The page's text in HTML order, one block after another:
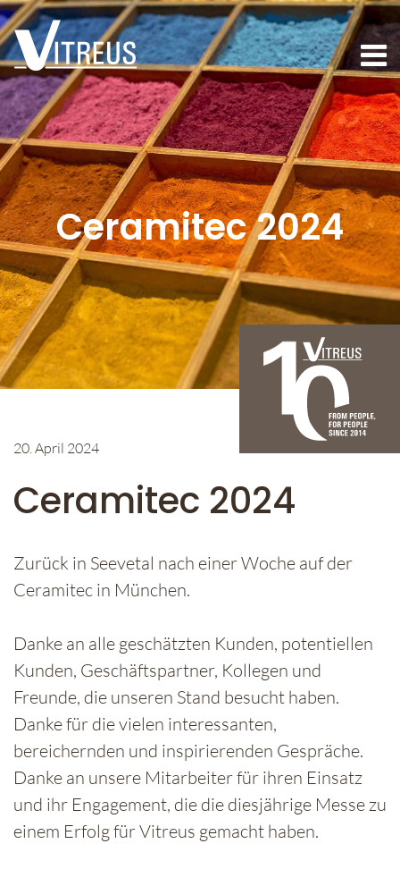
Ceramitec 2024
20. April 2024
Ceramitec 2024
Zurück in Seevetal nach einer Woche auf der
Ceramitec in München.
Danke an alle geschätzten Kunden, potentiellen
Kunden, Geschäftspartner, Kollegen und
Freunde, die unseren Stand besucht haben.
Danke für die vielen interessanten,
bereichernden und inspirierenden Gespräche.
Danke an unsere Mitarbeiter für ihren Einsatz
und ihr Engagement, die die diesjährige Messe zu
einem Erfolg für Vitreus gemacht haben.